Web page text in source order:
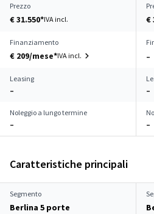
Prezzo
€ 31.550*IVA incl. €
Finanziamento
€ 209/mese*IVA incl.
–
Leasing
–
–
Noleggio a lungo termine
–
–
Caratteristiche principali
Segmento
Berlina 5 porte